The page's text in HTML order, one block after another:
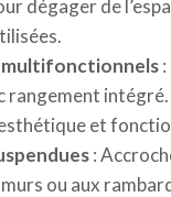
dégager de
multifonctionnels
rangement
et
:
ou aux